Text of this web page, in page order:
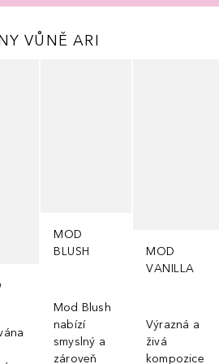
VŮNĚ ARI
MOD
BLUSH
Mod Blush
nabízí
smyslný a
zároveň
MOD
VANILLA
Výrazná a
živá
kompozice